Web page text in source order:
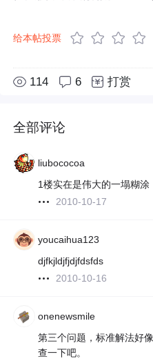
给本帖投票
114 6 打赏
全部评论
liubococoa
1楼实在是伟大的一塌糊涂
2010-10-17
youcaihua123
djfkjldjfjdjfdsfds
2010-10-16
onenewsmile
第三个问题，标准解法好
查一下吧。